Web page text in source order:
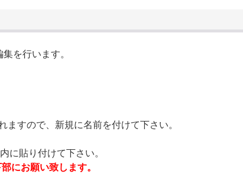
を行います。
ますので、新規に名前を付けて下さい。
に貼り付けて下さい。
にお願い致します。